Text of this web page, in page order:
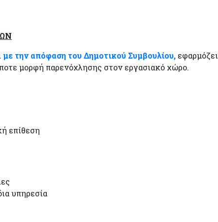
με την απόφαση του Δημοτικού Συμβουλίου, εφαρμόζει
μορφή παρενόχλησης στον εργασιακό χώρο.
επίθεση
υπηρεσία